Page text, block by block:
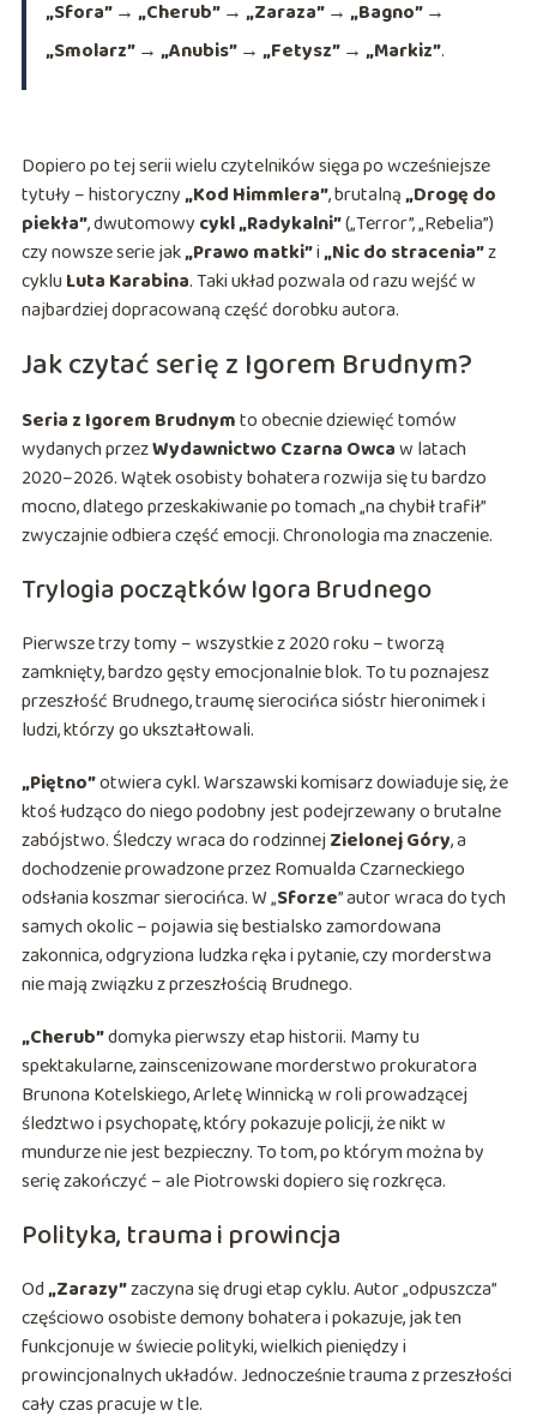
„Sfora” → „Cherub” → „Zaraza” → „Bagno” →
„Smolarz” → „Anubis” → „Fetysz” → „Markiz”.
Dopiero po tej serii wielu czytelników sięga po wcześniejsze
tytuły – historyczny„Kod Himmlera”, brutalną„Drogę do
piekła”, dwutomowy cykl „Radykalni”(„Terror”, „Rebelia”)
czy nowsze serie jak„Prawo matki”i„Nic do stracenia”z
cykluLuta Karabina. Taki układ pozwala od razu wejść w
najbardziej dopracowaną część dorobku autora.
Jak czytać serię z Igorem Brudnym?
Seria z Igorem Brudnymto obecnie dziewięć tomów
wydanych przezWydawnictwo Czarna Owcaw latach
2020–2026. Wątek osobisty bohatera rozwija się tu bardzo
mocno, dlatego przeskakiwanie po tomach „na chybił trafił”
zwyczajnie odbiera część emocji. Chronologia ma znaczenie.
Trylogia początków Igora Brudnego
Pierwsze trzy tomy – wszystkie z 2020 roku – tworzą
zamknięty, bardzo gęsty emocjonalnie blok. To tu poznajesz
przeszłość Brudnego, traumę sierocińca sióstr hieronimek i
ludzi, którzy go ukształtowali.
„Piętno”otwiera cykl. Warszawski komisarz dowiaduje się, że
ktoś łudząco do niego podobny jest podejrzewany o brutalne
zabójstwo. Śledczy wraca do rodzinnejZielonej Góry, a
dochodzenie prowadzone przez Romualda Czarneckiego
odsłania koszmar sierocińca. W „Sforze” autor wraca do tych
samych okolic – pojawia się bestialsko zamordowana
zakonnica, odgryziona ludzka ręka i pytanie, czy morderstwa
nie mają związku z przeszłością Brudnego.
„Cherub”domyka pierwszy etap historii. Mamy tu
spektakularne, zainscenizowane morderstwo prokuratora
Brunona Kotelskiego, Arletę Winnicką w roli prowadzącej
śledztwo i psychopatę, który pokazuje policji, że nikt w
mundurze nie jest bezpieczny. To tom, po którym można by
serię zakończyć – ale Piotrowski dopiero się rozkręca.
Polityka, trauma i prowincja
Od„Zarazy”zaczyna się drugi etap cyklu. Autor „odpuszcza”
częściowo osobiste demony bohatera i pokazuje, jak ten
funkcjonuje w świecie polityki, wielkich pieniędzy i
prowincjonalnych układów. Jednocześnie trauma z przeszłości
cały czas pracuje w tle.